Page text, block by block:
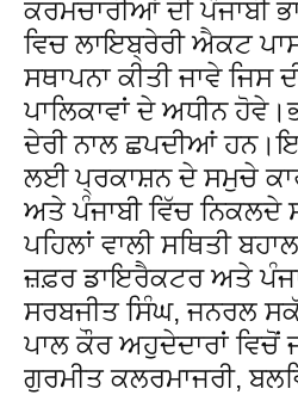
ਕਰਮਚਾਰੀਆਂ ਦੀ ਪੰਜਾਬੀ
ਵਿਚ ਲਾਇਬ੍ਰੇਰੀ ਐਕਟ
ਸਥਾਪਨਾ ਕੀਤੀ ਜਾਵੇ ਜਿਸ
ਪਾਲਿਕਾਵਾਂ ਦੇ ਅਧੀਨ
ਦੇਰੀ ਨਾਲ ਛਪਦੀਆਂ
ਲਈ ਪ੍ਰਕਾਸ਼ਨ ਦੇ ਸਮੁਚੇ
ਅਤੇ ਪੰਜਾਬੀ ਵਿੱਚ ਨਿਕਲਦੇ
ਪਹਿਲਾਂ ਵਾਲੀ ਸਥਿਤੀ
ਜ਼ਫ਼ਰ ਡਾਇਰੈਕਟਰ ਅਤੇ
ਸਰਬਜੀਤ ਸਿੰਘ, ਜਨਰਲ
ਪਾਲ ਕੌਰ ਅਹੁਦੇਦਾਰਾਂ ਵਿਚੋਂ
ਗੁਰਮੀਤ ਕਲਰਮਾਜਰੀ,